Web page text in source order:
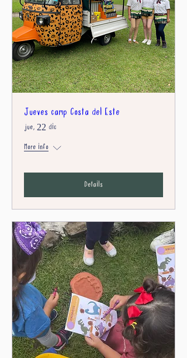
Jueves camp Costa del Este
jue, 22 dic
More info
Details